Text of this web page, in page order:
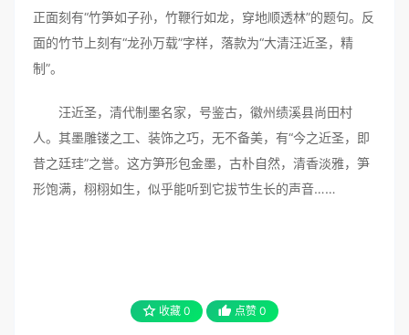
正面刻有“竹笋如子孙，竹鞭行如龙，穿地顺透林”的题句。反
面的竹节上刻有“龙孙万载”字样，落款为“大清汪近圣，精
制”。
汪近圣，清代制墨名家，号鉴古，徽州绩溪县尚田村
人。其墨雕镂之工、装饰之巧，无不备美，有“今之近圣，即
昔之廷珪”之誉。这方笋形包金墨，古朴自然，清香淡雅，笋
形饱满，栩栩如生，似乎能听到它拔节生长的声音……
收藏 0 点赞 0